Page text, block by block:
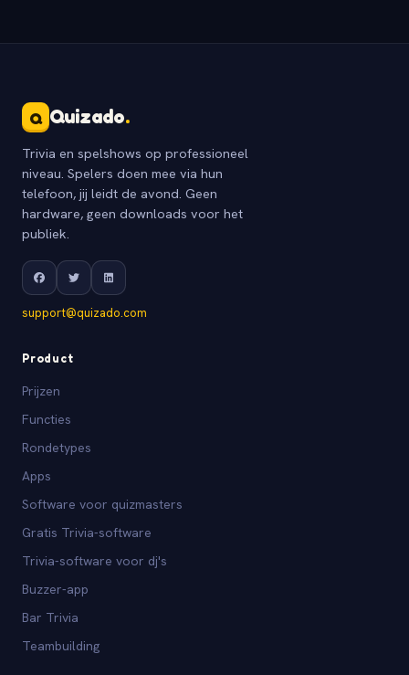
Q Quizado.
Trivia en spelshows op professioneel
niveau. Spelers doen mee via hun
telefoon, jij leidt de avond. Geen
hardware, geen downloads voor het
publiek.
support@quizado.com
Product
Prijzen
Functies
Rondetypes
Apps
Software voor quizmasters
Gratis Trivia-software
Trivia-software voor dj's
Buzzer-app
Bar Trivia
Teambuilding